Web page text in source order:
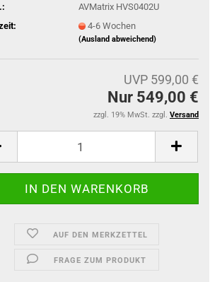
AVMatrix HVS0402U
4-6 Wochen
(Ausland abweichend)
UVP 599,00 €
Nur 549,00 €
zzgl. 19% MwSt. zzgl. Versand
AUF DEN MERKZETTEL
FRAGE ZUM PRODUKT